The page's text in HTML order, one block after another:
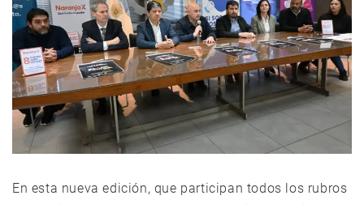
En esta nueva edición, que participan todos los rubros